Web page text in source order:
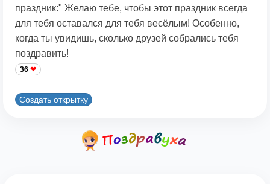
праздник:" Желаю тебе, чтобы этот праздник всегда
для тебя оставался для тебя весёлым! Особенно,
когда ты увидишь, сколько друзей собрались тебя
поздравить!
36
Создать открытку